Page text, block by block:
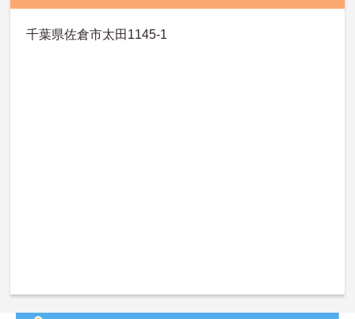
千葉県佐倉市太田1145-1